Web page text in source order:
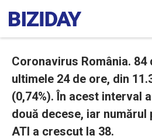
Coronavirus România. 84
ultimele 24 de ore, din
(0,74%). În acest interval
două decese, iar numărul
ATI a crescut la 38.